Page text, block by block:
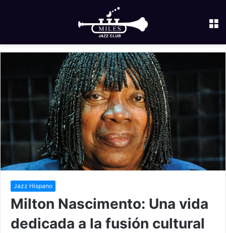
Jazz Hispano
Milton Nascimento: Una vida
dedicada a la fusión cultural